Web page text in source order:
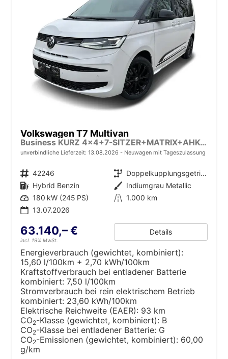
Volkswagen T7 Multivan
Business KURZ 4x4+7-SITZER+MATRIX+AHK+KAMERA+SHZ+17" ALU
unverbindliche Lieferzeit: 13.08.2026 Neuwagen mit Tageszulassung
Fahrzeugnr. 42246 Getriebe
Doppelkupplungsgetriebe (DSG)
Kraftstoff Hybrid Benzin Außenfarbe Indiumgrau Metallic
Leistung 180 kW (245 PS) Kilometerstand 1.000 km
13.07.2026
63.140,– €
incl. 19% MwSt.
Details
Energieverbrauch (gewichtet, kombiniert):
15,60 l/100km + 2,70 kWh/100km
Kraftstoffverbrauch bei entladener Batterie
kombiniert: 7,50 l/100km
Stromverbrauch bei rein elektrischem Betrieb
kombiniert: 23,60 kWh/100km
Elektrische Reichweite (EAER): 93 km
CO2-Klasse (gewichtet, kombiniert): B
CO2-Klasse bei entladener Batterie: G
CO2-Emissionen (gewichtet, kombiniert): 60,00
g/km